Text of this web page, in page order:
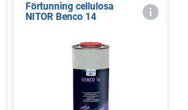
Förtunning cellulosa
NITOR Benco 14